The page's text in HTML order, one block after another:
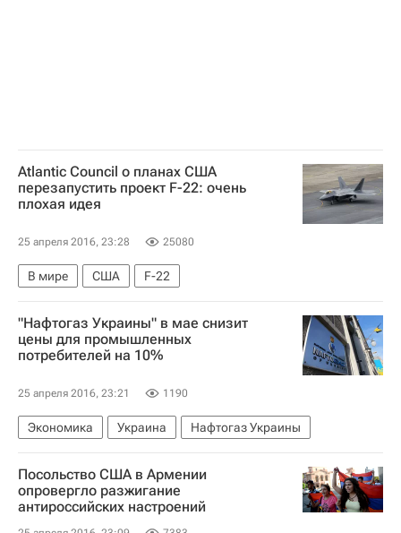
Atlantic Council о планах США
перезапустить проект F-22: очень
плохая идея
25 апреля 2016, 23:28 25080
В мире США F-22
"Нафтогаз Украины" в мае снизит
цены для промышленных
потребителей на 10%
25 апреля 2016, 23:21 1190
Экономика Украина Нафтогаз Украины
Посольство США в Армении
опровергло разжигание
антироссийских настроений